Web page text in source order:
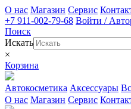
О нас Магазин Сервис
+7 911-002-79-68 Войти /
Поиск
Искать
×
Корзина
Автокосметика Аксессуары
О нас Магазин Сервис